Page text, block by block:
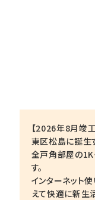
【2026年8月竣
東区松島に誕生
全戸角部屋の1K
す。
インターネット
えて快適に新生